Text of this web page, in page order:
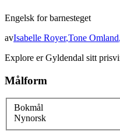
Engelsk for barnesteget
avIsabelle Royer,Tone Omland,
Explore er Gyldendal sitt
Målform
Bokmål
Nynorsk